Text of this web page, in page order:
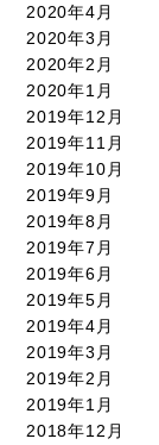
2020年4月
2020年3月
2020年2月
2020年1月
2019年12月
2019年11月
2019年10月
2019年9月
2019年8月
2019年7月
2019年6月
2019年5月
2019年4月
2019年3月
2019年2月
2019年1月
2018年12月